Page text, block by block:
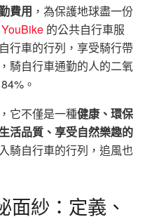
費用 ，為保護地球盡一份
YouBike 的公共自行車服
行車的行列，享受騎行帶
騎自行車通勤的人的二氧
。
它不僅是一種健康、環保
活品質、享受自然樂趣的
騎自行車的行列，追風也
面紗：定義、